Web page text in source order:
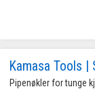
Kamasa Tools |
Pipenøkler for tunge